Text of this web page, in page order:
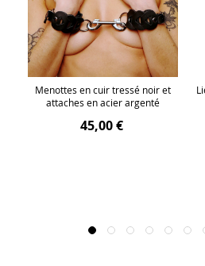
Menottes en cuir tressé noir et
attaches en acier argenté
45,00 €